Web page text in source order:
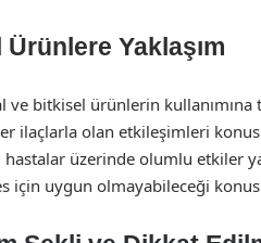
Yaklaşım
ve bitkisel ürünlerin
ilaçlarla olan etkileşimleri
hastalar üzerinde olumlu etkiler
için uygun olmayabileceği